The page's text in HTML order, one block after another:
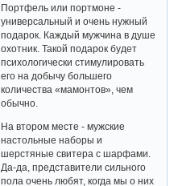
отметила:
- Джентльмены предпочитают
классические тона и
натуральные материалы.
Портфель или портмоне -
универсальный и очень нужный
подарок. Каждый мужчина в душе
охотник. Такой подарок будет
его на добычу большего
количества «мамонтов», чем
обычно.
На втором месте - мужские